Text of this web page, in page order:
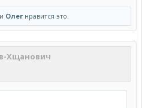
и Олегнравится это.
Хщанович